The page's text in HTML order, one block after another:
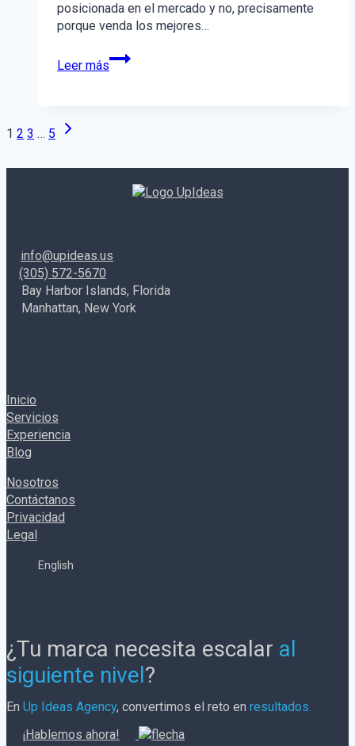
posicionada en el mercado y no, precisamente
porque venda los mejores…
Leer más
¿Cómo
definir
arquetipos
Navegación
de
1 2 3 … 5
Siguiente
info@upideas.us
(305) 572-5670
Bay Harbor Islands, Florida
Manhattan, New York
Inicio
Servicios
Experiencia
Blog
Nosotros
Contáctanos
Privacidad
Legal
English
¿Tu marca necesita escalar al
siguiente nivel ?
En Up Ideas Agency, convertimos el reto en resultados.
¡Hablemos ahora!